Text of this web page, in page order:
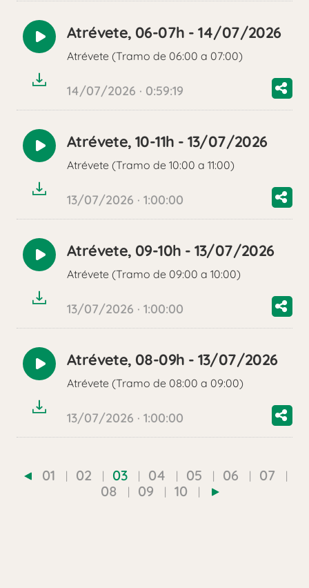
Reproducir
audio
Atrévete, 06-07h - 14/07/2026
Atrévete (Tramo de 06:00 a 07:00)
14/07/2026 · 0:59:19
Reproducir
audio
Atrévete, 10-11h - 13/07/2026
Atrévete (Tramo de 10:00 a 11:00)
13/07/2026 · 1:00:00
Reproducir
audio
Atrévete, 09-10h - 13/07/2026
Atrévete (Tramo de 09:00 a 10:00)
13/07/2026 · 1:00:00
Reproducir
audio
Atrévete, 08-09h - 13/07/2026
Atrévete (Tramo de 08:00 a 09:00)
13/07/2026 · 1:00:00
01 02 03 04 05 06
07
08
09 10